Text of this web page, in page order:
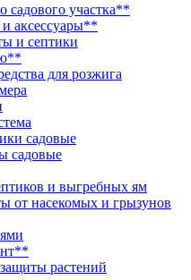
садового участка**
аксессуары**
и септики
для розжига
садовые
садовые
и выгребных ям
от насекомых и грызунов
растений